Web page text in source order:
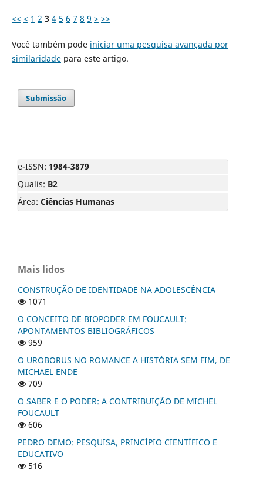
<< < 1 2 3 4 5 6 7 8 9 > >>
Você também pode iniciar uma pesquisa avançada por
similaridadepara este artigo.
Submissão
e-ISSN: 1984-3879
Qualis: B2
Área: Ciências Humanas
Mais lidos
CONSTRUÇÃO DE IDENTIDADE NA ADOLESCÊNCIA
1071
O CONCEITO DE BIOPODER EM FOUCAULT:
APONTAMENTOS BIBLIOGRÁFICOS
959
O UROBORUS NO ROMANCE A HISTÓRIA SEM FIM, DE
MICHAEL ENDE
709
O SABER E O PODER: A CONTRIBUIÇÃO DE MICHEL
FOUCAULT
606
PEDRO DEMO: PESQUISA, PRINCÍPIO CIENTÍFICO E
EDUCATIVO
516